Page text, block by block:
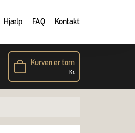
Hjælp FAQ Kontakt
Kurven er tom
Kr.